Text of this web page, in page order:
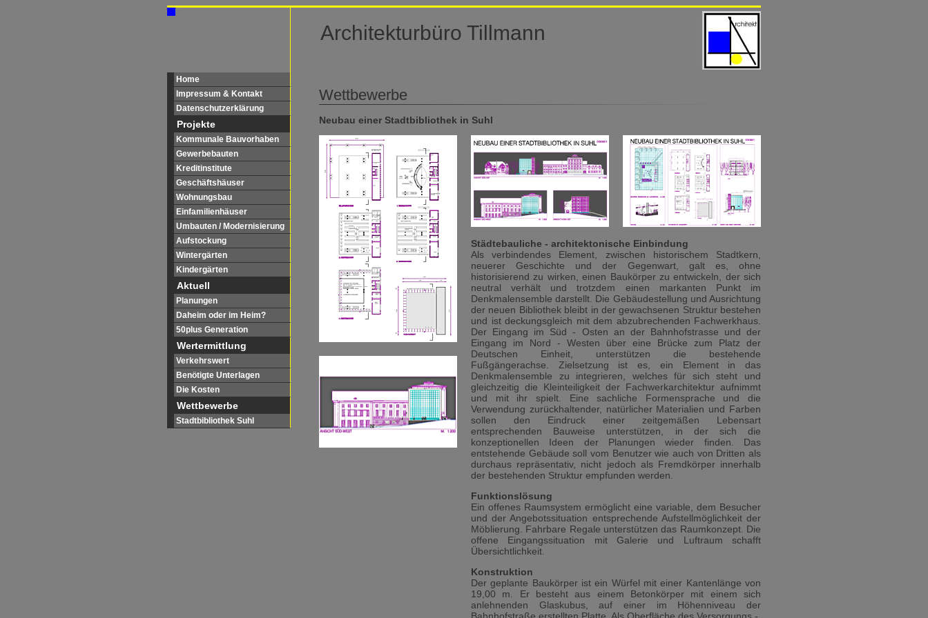
Architekturbüro Tillmann
Home
Impressum & Kontakt
Datenschutzerklärung
Projekte
Kommunale Bauvorhaben
Gewerbebauten
Kreditinstitute
Geschäftshäuser
Wohnungsbau
Einfamilienhäuser
Umbauten / Modernisierung
Aufstockung
Wintergärten
Kindergärten
Aktuell
Planungen
Daheim oder im Heim?
50plus Generation
Wertermittlung
Verkehrswert
Benötigte Unterlagen
Die Kosten
Wettbewerbe
Stadtbibliothek Suhl
Wettbewerbe
Neubau einer Stadtbibliothek in Suhl
Städtebauliche - architektonische Einbindung
Als verbindendes Element, zwischen historischem Stadtkern,
neuerer Geschichte und der Gegenwart, galt es, ohne
historisierend zu wirken, einen Baukörper zu entwickeln, der sich
neutral verhält und trotzdem einen markanten Punkt im
Denkmalensemble darstellt. Die Gebäudestellung und Ausrichtung
der neuen Bibliothek bleibt in der gewachsenen Struktur bestehen
und ist deckungsgleich mit dem abzubrechenden Fachwerkhaus.
Der Eingang im Süd - Osten an der Bahnhofstrasse und der
Eingang im Nord - Westen über eine Brücke zum Platz der
Deutschen Einheit, unterstützen die bestehende
Fußgängerachse. Zielsetzung ist es, ein Element in das
Denkmalensemble zu integrieren, welches für sich steht und
gleichzeitig die Kleinteiligkeit der Fachwerkarchitektur aufnimmt
und mit ihr spielt. Eine sachliche Formensprache und die
Verwendung zurückhaltender, natürlicher Materialien und Farben
sollen den Eindruck einer zeitgemäßen Lebensart
entsprechenden Bauweise unterstützen, in der sich die
konzeptionellen Ideen der Planungen wieder finden. Das
entstehende Gebäude soll vom Benutzer wie auch von Dritten als
durchaus repräsentativ, nicht jedoch als Fremdkörper innerhalb
der bestehenden Struktur empfunden werden.
Funktionslösung
Ein offenes Raumsystem ermöglicht eine variable, dem Besucher
und der Angebotssituation entsprechende Aufstellmöglichkeit der
Möblierung. Fahrbare Regale unterstützen das Raumkonzept. Die
offene Eingangssituation mit Galerie und Luftraum schafft
Übersichtlichkeit.
Konstruktion
Der geplante Baukörper ist ein Würfel mit einer Kantenlänge von
19,00 m. Er besteht aus einem Betonkörper mit einem sich
anlehnenden Glaskubus, auf einer im Höhenniveau der